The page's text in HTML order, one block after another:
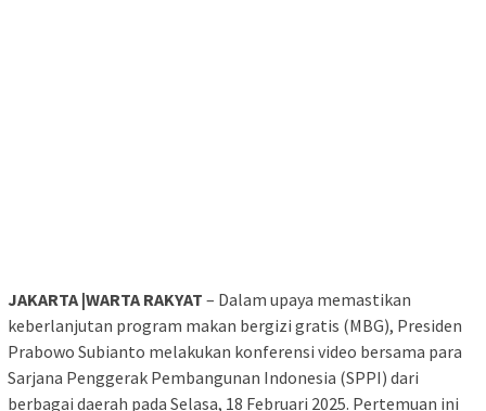
JAKARTA |WARTA RAKYAT – Dalam upaya memastikan
keberlanjutan program makan bergizi gratis (MBG), Presiden
Prabowo Subianto melakukan konferensi video bersama para
Sarjana Penggerak Pembangunan Indonesia (SPPI) dari
berbagai daerah pada Selasa, 18 Februari 2025. Pertemuan ini